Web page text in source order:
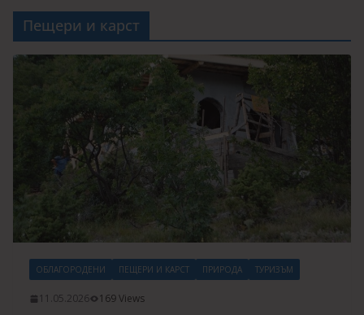
Пещери и карст
ОБЛАГОРОДЕНИ ПЕЩЕРИ И КАРСТ ПРИРОДА ТУРИЗЪМ
11.05.2026 169 Views